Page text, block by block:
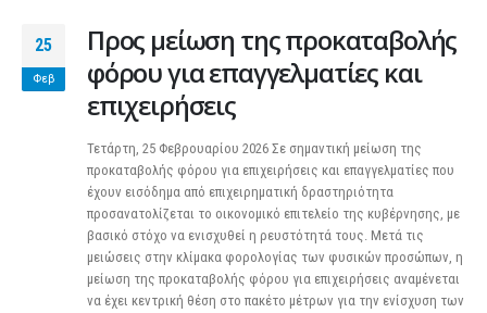
25
Φεβ
Προς μείωση της προκαταβολής
φόρου για επαγγελματίες και
επιχειρήσεις
Τετάρτη, 25 Φεβρουαρίου 2026 Σε σημαντική μείωση της
προκαταβολής φόρου για επιχειρήσεις και επαγγελματίες που
έχουν εισόδημα από επιχειρηματική δραστηριότητα
προσανατολίζεται το οικονομικό επιτελείο της κυβέρνησης, με
βασικό στόχο να ενισχυθεί η ρευστότητά τους. Μετά τις
μειώσεις στην κλίμακα φορολογίας των φυσικών προσώπων, η
μείωση της προκαταβολής φόρου για επιχειρήσεις αναμένεται
να έχει κεντρική θέση στο πακέτο μέτρων για την ενίσχυση των